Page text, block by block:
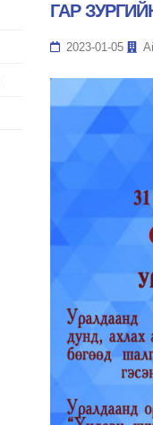
ГАР
2023-01-05